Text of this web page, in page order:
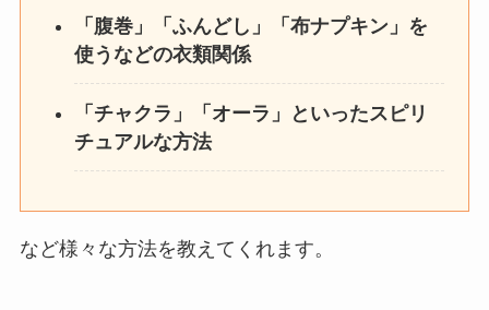
「腹巻」「ふんどし」「布ナプキン」を
使うなどの衣類関係
「チャクラ」「オーラ」といったスピリ
チュアルな方法
など様々な方法を教えてくれます。